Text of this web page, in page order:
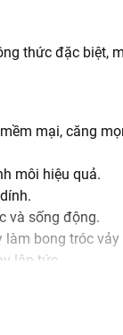
thức đặc biệt,
mại, căng
môi hiệu quả.
và sống động.
làm bong tróc vảy
lập tức.